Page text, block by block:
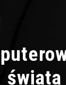
świata